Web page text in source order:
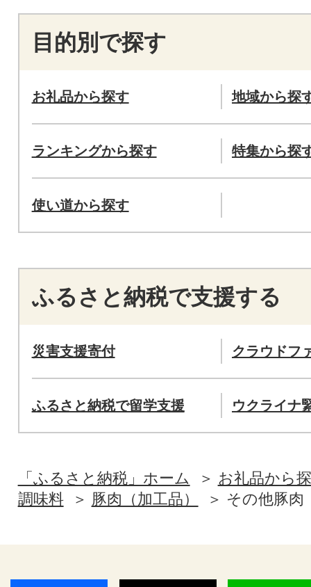
目的別で探す
お礼品から探す 地域から探
ランキングから探す 特集から探
使い道から探す
ふるさと納税で支援する
災害支援寄付 クラウドフ
ふるさと納税で留学支援 ウクライナ
「ふるさと納税」ホーム
お礼品から
調味料
豚肉（加工品） その他豚肉